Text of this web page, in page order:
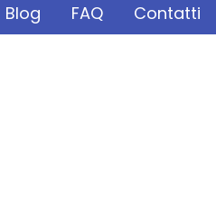
Blog FAQ Contatti